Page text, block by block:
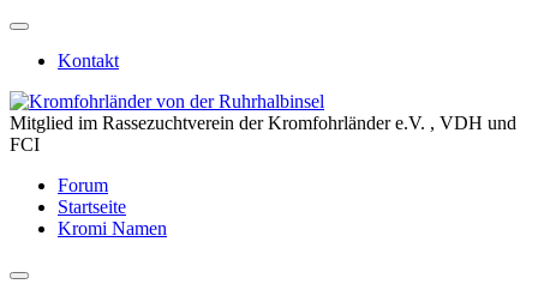
Kontakt
Mitglied im Rassezuchtverein der Kromfohrländer e.V. , VDH und
FCI
Forum
Startseite
Kromi Namen